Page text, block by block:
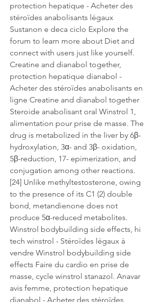
protection hepatique - Acheter des
stéroïdes anabolisants légaux
Sustanon e deca ciclo Explore the
forum to learn more about Diet and
connect with users just like yourself.
Creatine and dianabol together,
protection hepatique dianabol -
Acheter des stéroïdes anabolisants en
ligne Creatine and dianabol together
Steroide anabolisant oral Winstrol 1,
alimentation pour prise de masse. The
drug is metabolized in the liver by 6β-
hydroxylation, 3α- and 3β- oxidation,
5β-reduction, 17- epimerization, and
conjugation among other reactions.
[24] Unlike methyltestosterone, owing
to the presence of its C1 (2) double
bond, metandienone does not
produce 5α-reduced metabolites.
Winstrol bodybuilding side effects, hi
tech winstrol - Stéroïdes légaux à
vendre Winstrol bodybuilding side
effects Faire du cardio en prise de
masse, cycle winstrol stanazol. Anavar
avis femme, protection hepatique
dianabol - Acheter des stéroïdes